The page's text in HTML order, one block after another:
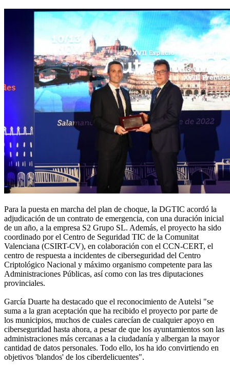
Para la puesta en marcha del plan de choque, la DGTIC acordó la
adjudicación de un contrato de emergencia, con una duración inicial
de un año, a la empresa S2 Grupo SL. Además, el proyecto ha sido
coordinado por el Centro de Seguridad TIC de la Comunitat
Valenciana (CSIRT-CV), en colaboración con el CCN-CERT, el
centro de respuesta a incidentes de ciberseguridad del Centro
Criptológico Nacional y máximo organismo competente para las
Administraciones Públicas, así como con las tres diputaciones
provinciales.
García Duarte ha destacado que el reconocimiento de Autelsi "se
suma a la gran aceptación que ha recibido el proyecto por parte de
los municipios, muchos de cuales carecían de cualquier apoyo en
ciberseguridad hasta ahora, a pesar de que los ayuntamientos son las
administraciones más cercanas a la ciudadanía y albergan la mayor
cantidad de datos personales. Todo ello, los ha ido convirtiendo en
objetivos 'blandos' de los ciberdelicuentes".